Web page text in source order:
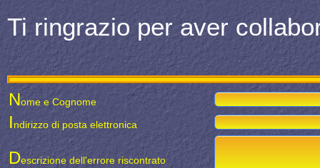
Ti ringrazio per aver
Nome e Cognome
Indirizzo di posta elettronica
Descrizione dell'errore riscontrato